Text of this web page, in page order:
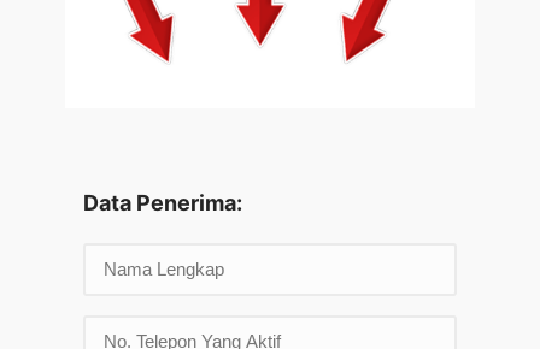
Data Penerima: